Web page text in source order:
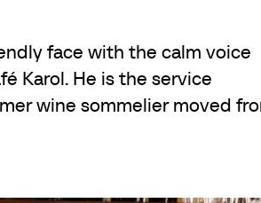
face with the calm voice
Karol. He is the service
wine sommelier moved